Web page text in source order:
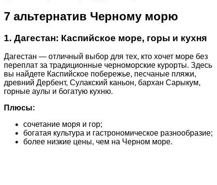
7 альтернатив Черному морю
1. Дагестан: Каспийское море, горы и кухня
Дагестан — отличный выбор для тех, кто хочет море без
переплат за традиционные черноморские курорты. Здесь
вы найдете Каспийское побережье, песчаные пляжи,
древний Дербент, Сулакский каньон, бархан Сарыкум,
горные аулы и богатую кухню.
Плюсы:
сочетание моря и гор;
богатая культура и гастрономическое разнообразие;
более низкие цены, чем на Черном море.